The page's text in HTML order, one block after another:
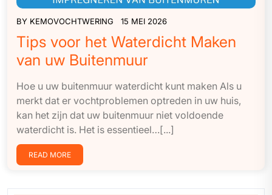
BY KEMOVOCHTWERING 15 MEI 2026
Tips voor het Waterdicht Maken
van uw Buitenmuur
Hoe u uw buitenmuur waterdicht kunt maken Als u
merkt dat er vochtproblemen optreden in uw huis,
kan het zijn dat uw buitenmuur niet voldoende
waterdicht is. Het is essentieel…[...]
READ MORE